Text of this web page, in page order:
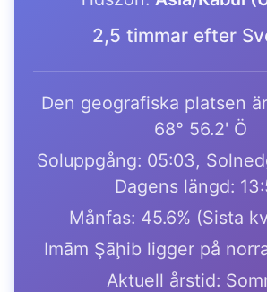
2,5 timmar efter
Den geografiska platsen är
68° 56.2' Ö
Soluppgång: 05:03,
Dagens längd:
Månfas: 45.6% (Sista
Imām Şāḩib ligger på
Aktuell årstid: